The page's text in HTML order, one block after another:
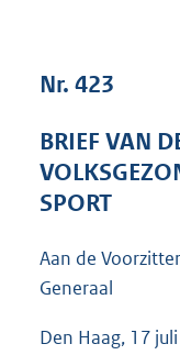
Nr. 423
BRIEF VAN
SPORT
Aan de
Generaal
Den Haag, 17